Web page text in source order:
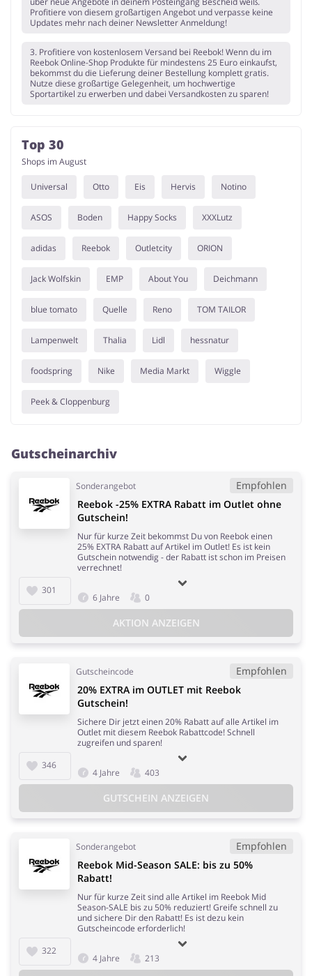
Profitiere von diesem großartigen Angebot und verpasse keine
Updates mehr nach deiner Newsletter Anmeldung!
3. Profitiere von kostenlosem Versand bei Reebok! Wenn du im
Reebok Online-Shop Produkte für mindestens 25 Euro einkaufst,
bekommst du die Lieferung deiner Bestellung komplett gratis.
Nutze diese großartige Gelegenheit, um hochwertige
Sportartikel zu erwerben und dabei Versandkosten zu sparen!
Top 30
Shops im August
Universal Otto Eis Hervis Notino
ASOS Boden Happy Socks XXXLutz
adidas Reebok Outletcity ORION
Jack Wolfskin EMP About You Deichmann
blue tomato Quelle Reno TOM TAILOR
Lampenwelt Thalia Lidl hessnatur
foodspring Nike Media Markt Wiggle
Peek & Cloppenburg
Gutscheinarchiv
Sonderangebot Empfohlen
301
Reebok -25% EXTRA Rabatt im Outlet ohne
Gutschein!
Nur für kurze Zeit bekommst Du von Reebok einen
25% EXTRA Rabatt auf Artikel im Outlet! Es ist kein
Gutschein notwendig - der Rabatt ist schon im Preisen
verrechnet!
6 Jahre 0
AKTION ANZEIGEN
Gutscheincode Empfohlen
346
20% EXTRA im OUTLET mit Reebok
Gutschein!
Sichere Dir jetzt einen 20% Rabatt auf alle Artikel im
Outlet mit diesem Reebok Rabattcode! Schnell
zugreifen und sparen!
4 Jahre 403
GUTSCHEIN ANZEIGEN
Sonderangebot Empfohlen
322
Reebok Mid-Season SALE: bis zu 50%
Rabatt!
Nur für kurze Zeit sind alle Artikel im Reebok Mid
Season-SALE bis zu 50% reduziert! Greife schnell zu
und sichere Dir den Rabatt! Es ist dezu kein
Gutscheincode erforderlich!
4 Jahre 213